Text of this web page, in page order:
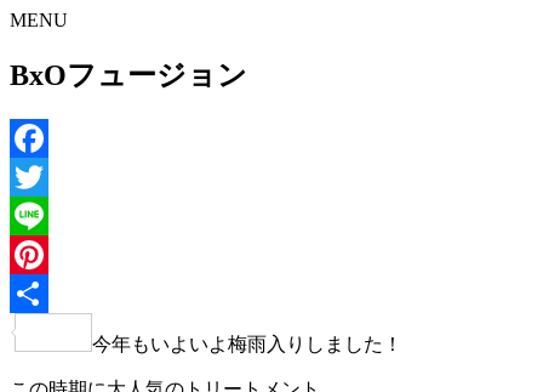
MENU
BxOフュージョン
Facebook
Twitter
Line
Pinterest
共
今年もいよいよ梅雨入りしました！